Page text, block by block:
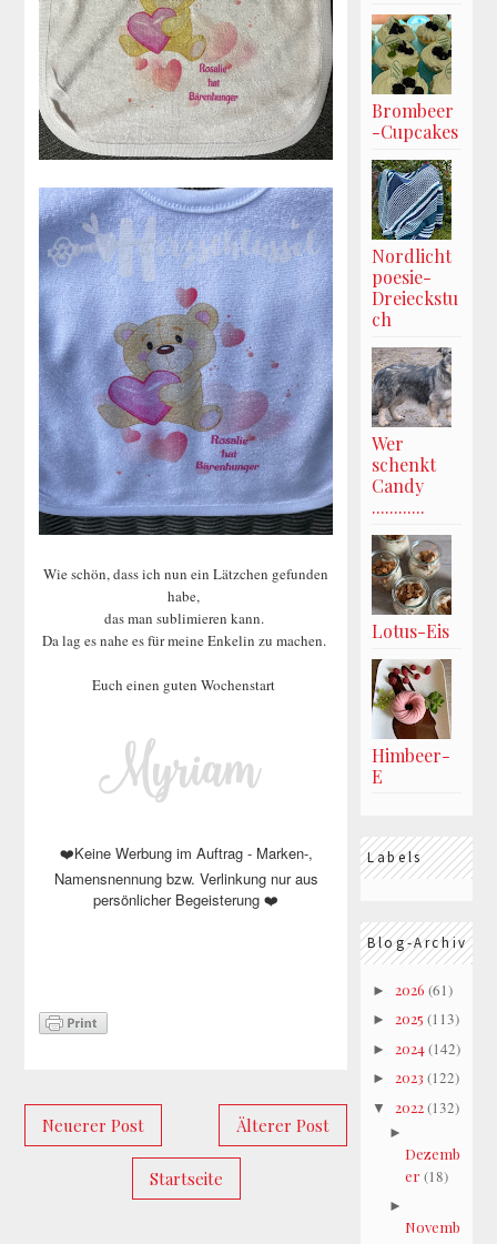
Wie schön, dass ich nun ein Lätzchen gefunden
habe,
das man sublimieren kann.
Da lag es nahe es für meine Enkelin zu machen.
Euch einen guten Wochenstart
❤️Keine Werbung im Auftrag - Marken-,
Namensnennung bzw. Verlinkung nur aus
persönlicher Begeisterung ❤️
Neuerer Post Älterer Post
Startseite
Brombeer
-Cupcakes
Nordlicht
poesie-
Dreieckstu
ch
Wer
schenkt
Candy
............
Lotus-Eis
Himbeer-
E
Labels
Blog-Archiv
► 2026 (61)
► 2025 (113)
► 2024(142)
► 2023 (122)
▼ 2022(132)
►
Dezemb
er(18)
►
Novemb